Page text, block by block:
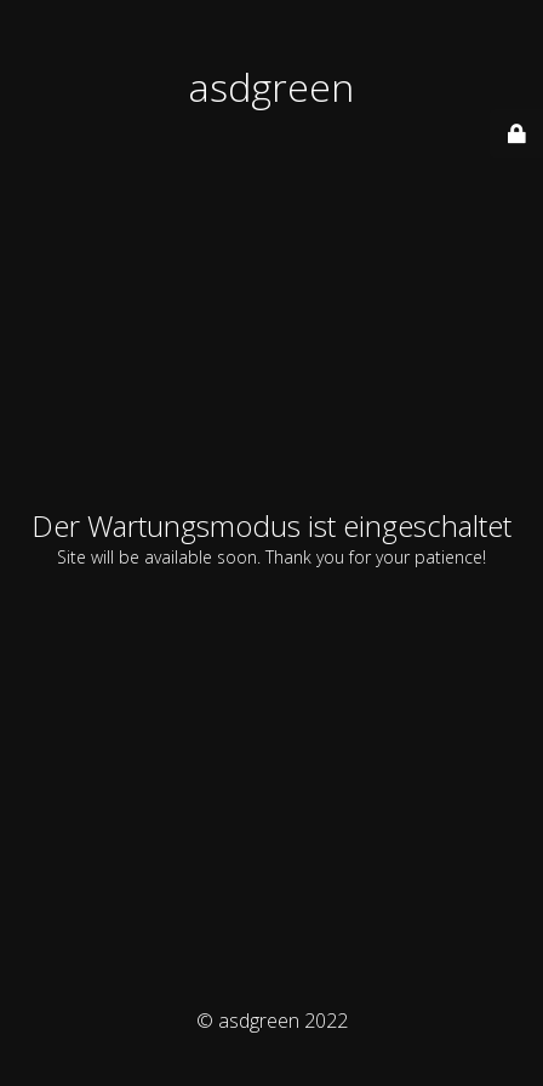
asdgreen
Der Wartungsmodus ist eingeschaltet
Site will be available soon. Thank you for your patience!
© asdgreen 2022